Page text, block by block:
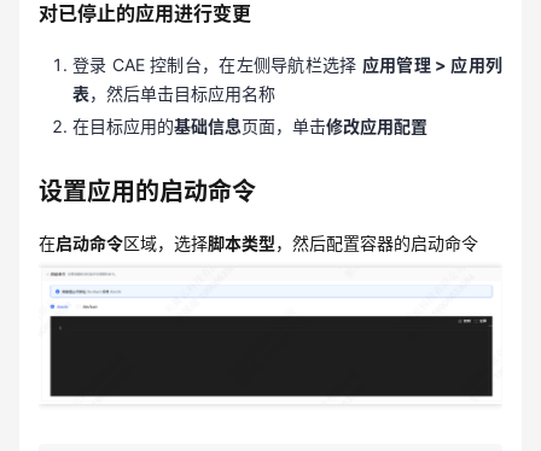
对已停止的应用进行变更
登录 CAE 控制台，在左侧导航栏选择 应用管理 > 应用列
表，然后单击目标应用名称
在目标应用的基础信息页面，单击修改应用配置
设置应用的启动命令
在启动命令区域，选择脚本类型，然后配置容器的启动命令